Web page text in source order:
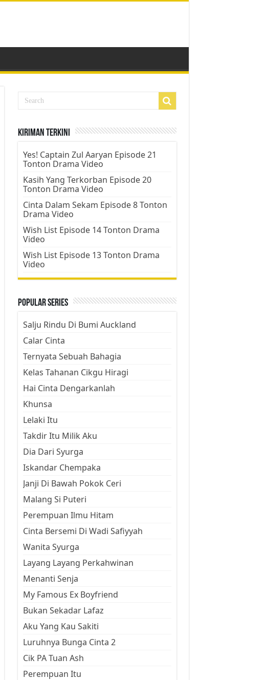
Kiriman Terkini
Yes! Captain Zul Aaryan Episode 21
Tonton Drama Video
Kasih Yang Terkorban Episode 20
Tonton Drama Video
Cinta Dalam Sekam Episode 8 Tonton
Drama Video
Wish List Episode 14 Tonton Drama
Video
Wish List Episode 13 Tonton Drama
Video
Popular Series
Salju Rindu Di Bumi Auckland
Calar Cinta
Ternyata Sebuah Bahagia
Kelas Tahanan Cikgu Hiragi
Hai Cinta Dengarkanlah
Khunsa
Lelaki Itu
Takdir Itu Milik Aku
Dia Dari Syurga
Iskandar Chempaka
Janji Di Bawah Pokok Ceri
Malang Si Puteri
Perempuan Ilmu Hitam
Cinta Bersemi Di Wadi Safiyyah
Wanita Syurga
Layang Layang Perkahwinan
Menanti Senja
My Famous Ex Boyfriend
Bukan Sekadar Lafaz
Aku Yang Kau Sakiti
Luruhnya Bunga Cinta 2
Cik PA Tuan Ash
Perempuan Itu